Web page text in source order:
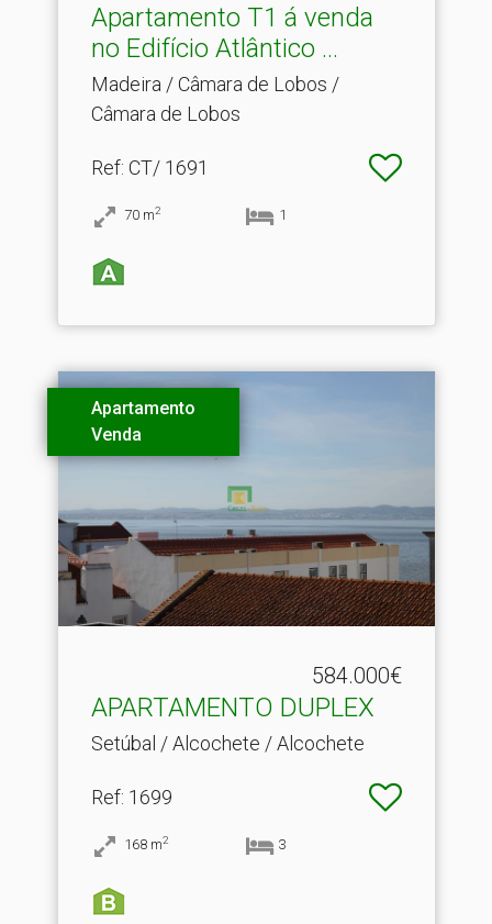
Apartamento T1 á venda
no Edifício Atlântico .​..
Madeira / Câmara de Lobos /
Câmara de Lobos
Ref: CT/ 1691
70 m2 1
Apartamento
Venda
584.000€
APARTAMENTO DUPLEX
Setúbal / Alcochete / Alcochete
Ref: 1699
168 m2 3